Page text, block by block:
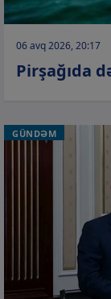
06 avq 2026, 20:17
Pirşağıda
GÜNDƏM